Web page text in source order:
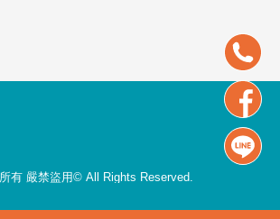
有 嚴禁盜用© All Rights Reserved.